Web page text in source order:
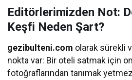
Editörlerimizden Not:
Keşfi Neden Şart?
gezibulteni.com olarak sürekli
nokta var: Bir oteli satmak için
fotoğraflarından tanımak